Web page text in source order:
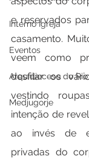
Interno Igreja
Eventos
Arquidiocese do
Medjugorje
e reservados
casamento.
veem como
desfilar os
vestindo
intenção de
ao invés de
privadas do